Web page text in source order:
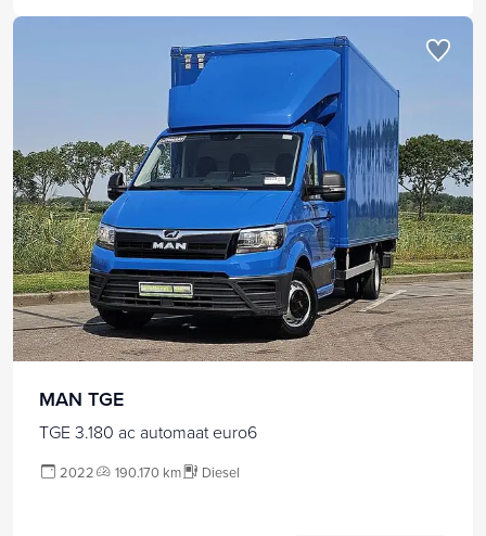
MAN TGE
TGE 3.180 ac automaat euro6
2022 190.170 km Diesel